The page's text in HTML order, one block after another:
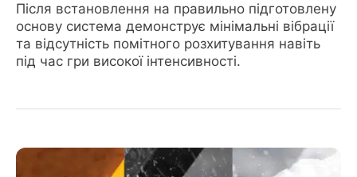
Після встановлення на правильно підготовлену
основу система демонструє мінімальні вібрації
та відсутність помітного розхитування навіть
під час гри високої інтенсивності.